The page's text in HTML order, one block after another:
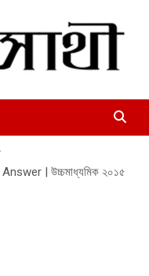
| উচ্চমাধ্যমিক ২০১৫